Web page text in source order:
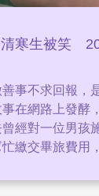
寒生被笑
事不求回報，
在網路上發酵
經對一位男孩
忙繳交畢旅費用
，並堅信「有